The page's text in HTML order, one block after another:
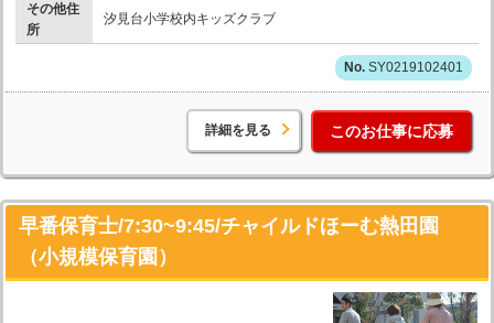
その他住
所
汐見台小学校内キッズクラブ
SY0219102401
詳細を見る このお仕事に応募
早番保育士/7:30~9:45/チャイルドほーむ熱田園
（小規模保育園）